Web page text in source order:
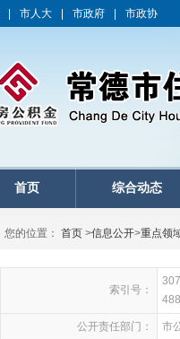
市人大 市政府 市政协
首页 综合动态
您的位置： 首页 >信息公开>重点领
索引号：
公开责任部门： 市